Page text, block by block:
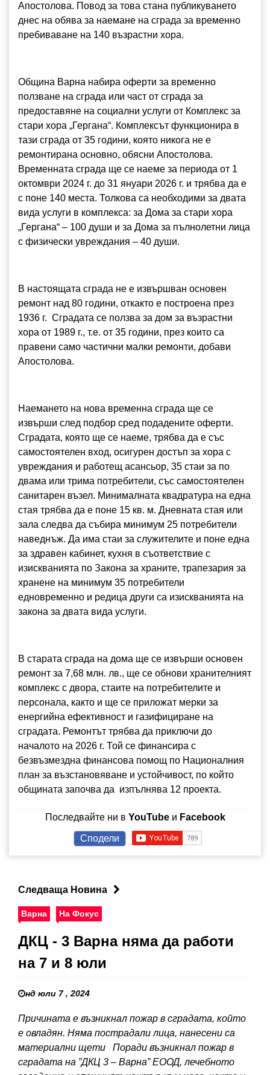
Апостолова. Повод за това стана публикуването
днес на обява за наемане на сграда за временно
пребиваване на 140 възрастни хора.
Община Варна набира оферти за временно
ползване на сграда или част от сграда за
предоставяне на социални услуги от Комплекс за
стари хора „Гергана“. Комплексът функционира в
тази сграда от 35 години, която никога не е
ремонтирана основно, обясни Апостолова.
Временната сграда ще се наеме за периода от 1
октомври 2024 г. до 31 януари 2026 г. и трябва да е
с поне 140 места. Толкова са необходими за двата
вида услуги в комплекса: за Дома за стари хора
„Гергана“ – 100 души и за Дома за пълнолетни лица
с физически увреждания – 40 души.
В настоящата сграда не е извършван основен
ремонт над 80 години, откакто е построена през
1936 г. Сградата се ползва за дом за възрастни
хора от 1989 г., т.е. от 35 години, през които са
правени само частични малки ремонти, добави
Апостолова.
Наемането на нова временна сграда ще се
извърши след подбор сред подадените оферти.
Сградата, която ще се наеме, трябва да е със
самостоятелен вход, осигурен достъп за хора с
увреждания и работещ асансьор, 35 стаи за по
двама или трима потребители, със самостоятелен
санитарен възел. Минималната квадратура на една
стая трябва да е поне 15 кв. м. Дневната стая или
зала следва да събира минимум 25 потребители
наведнъж. Да има стаи за служителите и поне една
за здравен кабинет, кухня в съответствие с
изискванията по Закона за храните, трапезария за
хранене на минимум 35 потребители
едновременно и редица други са изискванията на
закона за двата вида услуги.
В старата сграда на дома ще се извърши основен
ремонт за 7,68 млн. лв., ще се обнови хранителният
комплекс с двора, стаите на потребителите и
персонала, както и ще се приложат мерки за
енергийна ефективност и газифициране на
сградата. Ремонтът трябва да приключи до
началото на 2026 г. Той се финансира с
безвъзмездна финансова помощ по Националния
план за възстановяване и устойчивост, по който
общината започва да изпълнява 12 проекта.
Последвайте ни в YouTubeи Facebook
Сподели
Следваща Новина
Варна На Фокус
ДКЦ - 3 Варна няма да работи
на 7 и 8 юли
нд юли 7 , 2024
Причината е възникнал пожар в сградата, който
е овладян. Няма пострадали лица, нанесени са
материални щети Поради възникнал пожар в
сградата на ”ДКЦ 3 – Варна” ЕООД, лечебното